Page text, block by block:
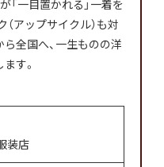
「一目置かれる」一着を
アップサイクル）も対
全国へ、一生ものの洋
す。
装店